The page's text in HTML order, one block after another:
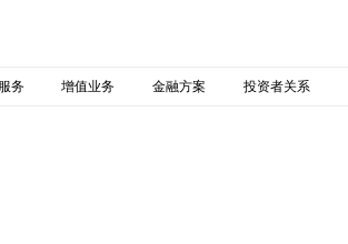
务 增值业务 金融方案 投资者关系